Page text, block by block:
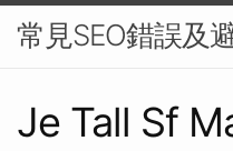
常見SEO錯誤及
Je Tall Sf